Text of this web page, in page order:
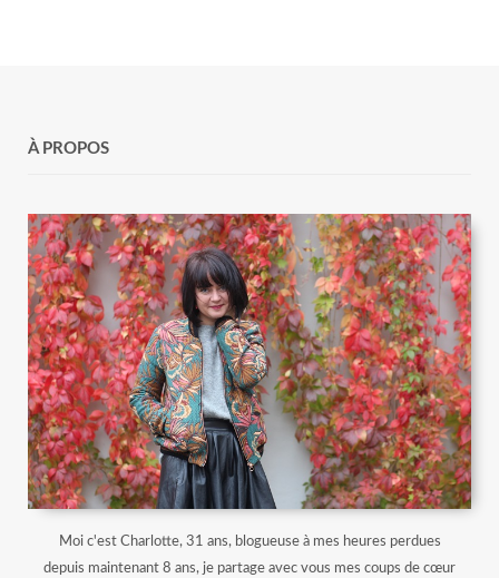
À PROPOS
Moi c'est Charlotte, 31 ans, blogueuse à mes heures perdues
depuis maintenant 8 ans, je partage avec vous mes coups de cœur